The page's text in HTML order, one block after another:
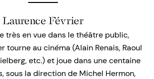
Laurence Février
très en vue dans le théâtre public,
tourne au cinéma (Alain Renais, Raoul
etc.) et joue dans une centaine
sous la direction de Michel Hermon,